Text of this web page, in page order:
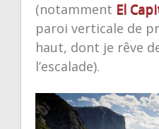
(notamment El
paroi verticale de
haut, dont je rêve
l’escalade).